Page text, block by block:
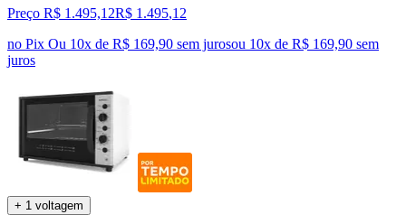
Preço R$ 1.495,12R$ 1.495,12
no Pix Ou 10x de R$ 169,90 sem jurosou 10x de R$ 169,90 sem
juros
+ 1 voltagem